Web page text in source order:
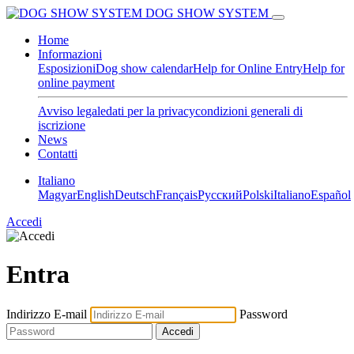
DOG SHOW SYSTEM
Home
Informazioni
EsposizioniDog show calendarHelp for Online EntryHelp for
online payment
Avviso legaledati per la privacycondizioni generali di
iscrizione
News
Contatti
Italiano
MagyarEnglishDeutschFrançaisPусскийPolskiItalianoEspañol
Accedi
Entra
Indirizzo E-mail Password